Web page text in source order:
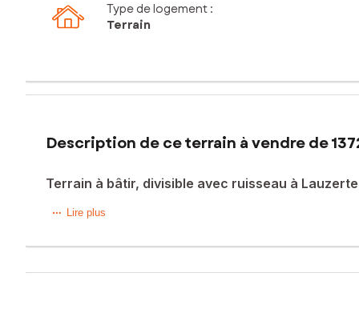
Type de logement :
Terrain
Description de ce terrain à vendre de
Terrain à bâtir, divisible avec ruisseau à Lauzerte
À seulement quelques minutes du cœur de Lauzerte,
Nichée dans un environnement naturel privilégié, cette
constructibles.
Lire plus